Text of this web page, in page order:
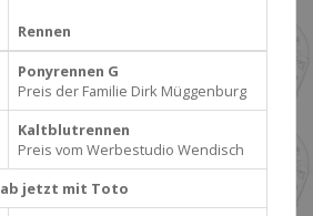
Rennen
Ponyrennen G
Preis der Familie Dirk Müggenburg
Kaltblutrennen
Preis vom Werbestudio Wendisch
ab jetzt mit Toto